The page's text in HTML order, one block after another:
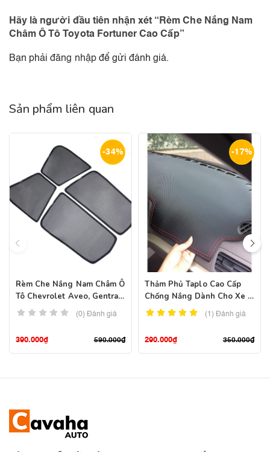
Hãy là người đầu tiên nhận xét “Rèm Che Nắng Nam
Châm Ô Tô Toyota Fortuner Cao Cấp”
Bạn phảiđăng nhậpđể gửi đánh giá.
Sản phẩm liên quan
-34%
Rèm Che Nắng Nam Châm Ô
Tô Chevrolet Aveo, Gentra
Cao Cấp
(0) Đánh giá
590.000₫
390.000₫
-17%
Thảm Phủ Taplo Cao Cấp
Chống Nắng Dành Cho Xe Ô
Tô
(1)Đánh giá
350.000₫
290.000₫